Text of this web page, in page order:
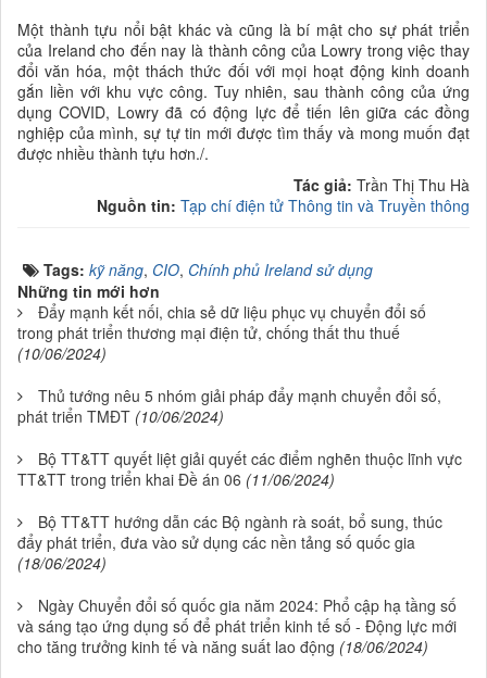
Một thành tựu nổi bật khác và cũng là bí mật cho sự phát triển
của Ireland cho đến nay là thành công của Lowry trong việc thay
đổi văn hóa, một thách thức đối với mọi hoạt động kinh doanh
gắn liền với khu vực công. Tuy nhiên, sau thành công của ứng
dụng COVID, Lowry đã có động lực để tiến lên giữa các đồng
nghiệp của mình, sự tự tin mới được tìm thấy và mong muốn đạt
được nhiều thành tựu hơn./.
Tác giả: Trần Thị Thu Hà
Nguồn tin: Tạp chí điện tử Thông tin và Truyền thông
Tags: kỹ năng, CIO, Chính phủ Ireland sử dụng
Những tin mới hơn
Đẩy mạnh kết nối, chia sẻ dữ liệu phục vụ chuyển đổi số
trong phát triển thương mại điện tử, chống thất thu thuế
(10/06/2024)
Thủ tướng nêu 5 nhóm giải pháp đẩy mạnh chuyển đổi số,
phát triển TMĐT (10/06/2024)
Bộ TT&TT quyết liệt giải quyết các điểm nghẽn thuộc lĩnh vực
TT&TT trong triển khai Đề án 06 (11/06/2024)
Bộ TT&TT hướng dẫn các Bộ ngành rà soát, bổ sung, thúc
đẩy phát triển, đưa vào sử dụng các nền tảng số quốc gia
(18/06/2024)
Ngày Chuyển đổi số quốc gia năm 2024: Phổ cập hạ tầng số
và sáng tạo ứng dụng số để phát triển kinh tế số - Động lực mới
cho tăng trưởng kinh tế và năng suất lao động (18/06/2024)